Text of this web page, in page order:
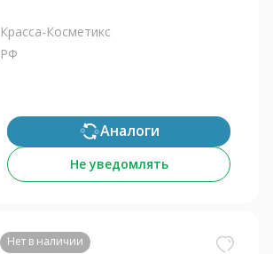
Красса-Косметикс
РФ
Аналоги
Не уведомлять
Нет в наличии